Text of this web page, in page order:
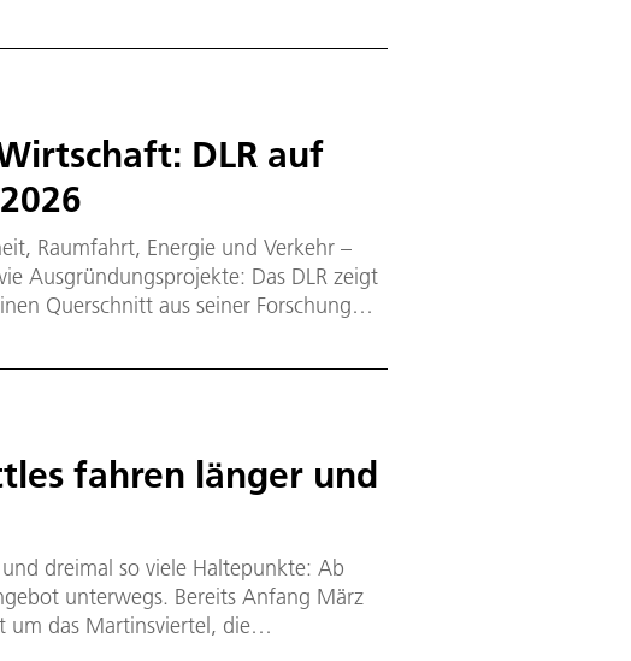
DLR auf
Raumfahrt, Energie und Verkehr –
Ausgründungsprojekte: Das DLR zeigt
Querschnitt aus seiner Forschung
„Forschung & Innovationstransfer“ im
bis 24. April 2026 stattfindet, lautet
fahren länger und
dreimal so viele Haltepunkte: Ab
unterwegs. Bereits Anfang März
um das Martinsviertel, die